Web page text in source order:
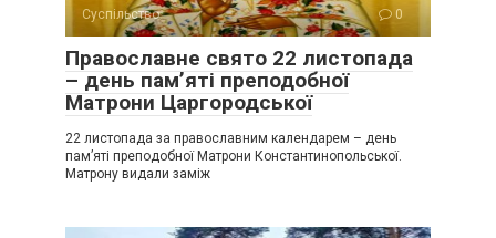
Суспільство 0
Православне свято 22 листопада
– день пам’яті преподобної
Матрони Царгородської
22 листопада за православним календарем – день
пам’яті преподобної Матрони Константинопольської.
Матрону видали заміж